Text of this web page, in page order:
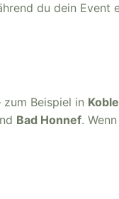
du dein Event
Beispiel in
Bad Honnef.